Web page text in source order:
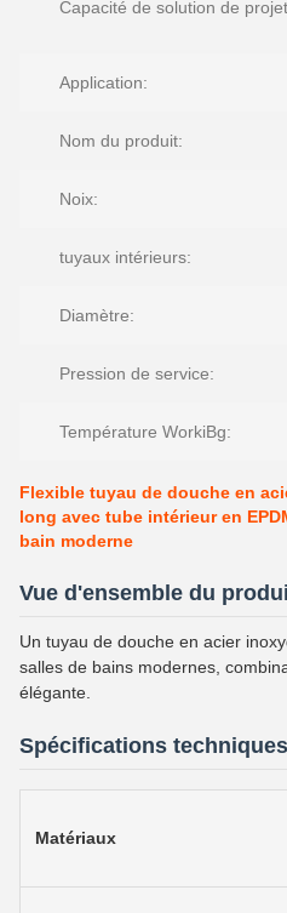
Capacité de solution de
Application:
Nom du produit:
Noix:
tuyaux intérieurs:
Diamètre:
Pression de service:
Température WorkiBg:
Flexible tuyau de douche en
long avec tube intérieur en
bain moderne
Vue d'ensemble du
Un tuyau de douche en acier
salles de bains modernes,
élégante.
Spécifications techniques
Matériaux